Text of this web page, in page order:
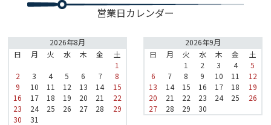
営業日カレンダー
2026年8月
日
月 火 水 木 金
土
1
2
3 4 5 6 7
8
9
10 11 12 13 14
15
16
17 18 19 20 21
22
23
24 25 26 27 28
29
30
31
2026年9月
日
月 火 水 木 金
土
1
2 3 4
5
6
7 8 9 10 11
12
13
14 15 16 17 18
19
20
21 22 23 24 25
26
27
28 29 30